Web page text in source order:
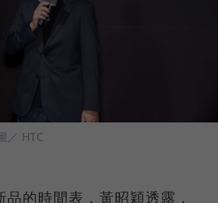
／ HTC
的時間表，黃昭穎透露，